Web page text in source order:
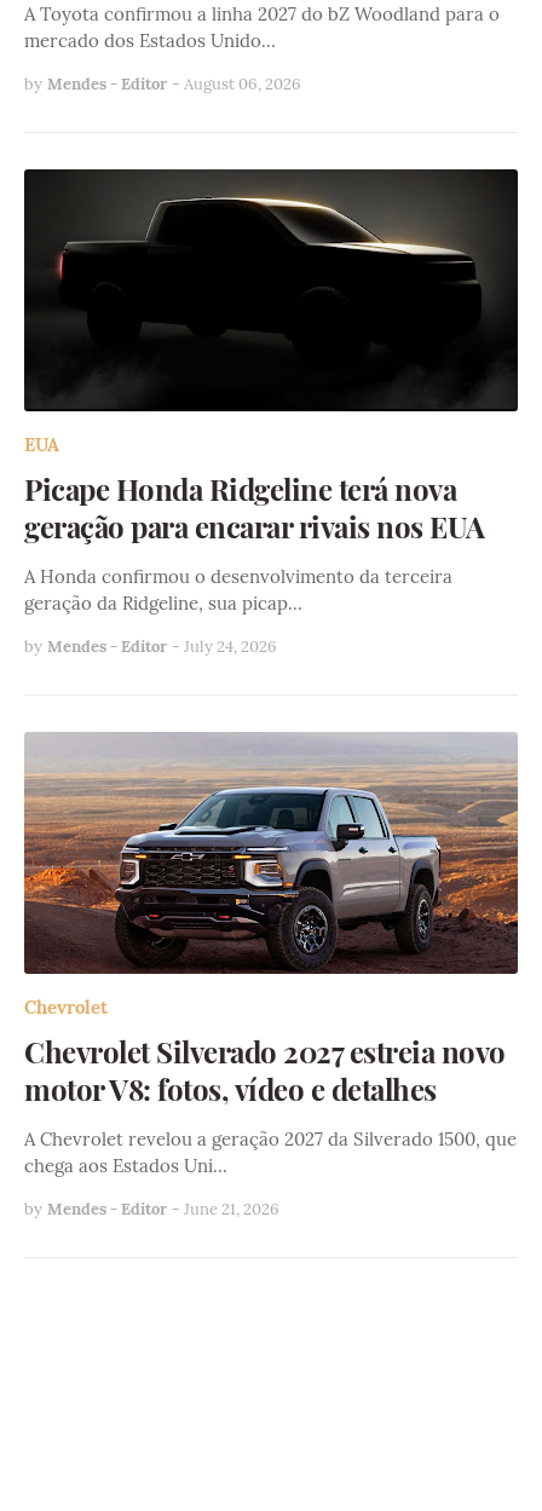
A Toyota confirmou a linha 2027 do bZ Woodland para o
mercado dos Estados Unido…
by Mendes - Editor - August 06, 2026
EUA
Picape Honda Ridgeline terá nova
geração para encarar rivais nos EUA
A Honda confirmou o desenvolvimento da terceira
geração da Ridgeline, sua picap…
by Mendes - Editor - July 24, 2026
Chevrolet
Chevrolet Silverado 2027 estreia novo
motor V8: fotos, vídeo e detalhes
A Chevrolet revelou a geração 2027 da Silverado 1500, que
chega aos Estados Uni…
by Mendes - Editor - June 21, 2026